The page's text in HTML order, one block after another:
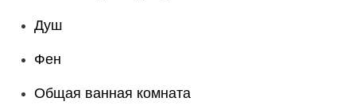
Душ
Фен
Общая ванная комната